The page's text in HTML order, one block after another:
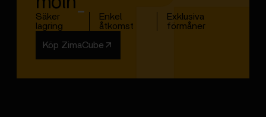
Säker
lagring
Enkel
åtkomst
Exklusiva
förmåner
Köp ZimaCube